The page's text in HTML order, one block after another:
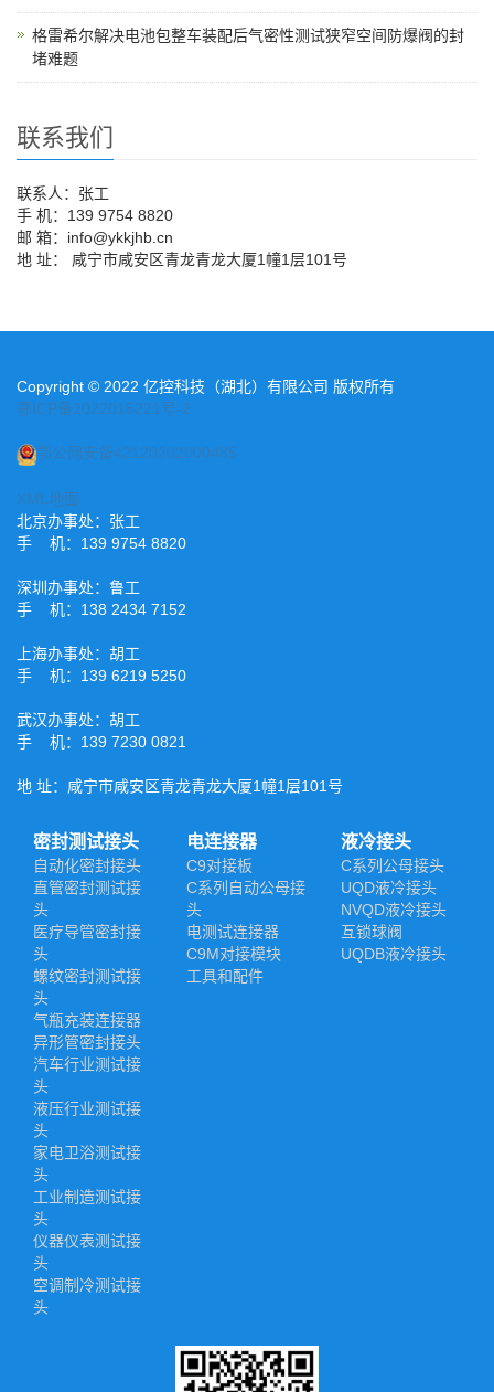
格雷希尔解决电池包整车装配后气密性测试狭窄空间防爆阀的封
堵难题
联系我们
联系人：张工
手 机：139 9754 8820
邮 箱：info@ykkjhb.cn
地 址： 咸宁市咸安区青龙青龙大厦1幢1层101号
Copyright © 2022 亿控科技（湖北）有限公司 版权所有
鄂ICP备2022015221号-2
鄂公网安备42120202000485
XML地图
北京办事处：张工
手 机：139 9754 8820
深圳办事处：鲁工
手 机：138 2434 7152
上海办事处：胡工
手 机：139 6219 5250
武汉办事处：胡工
手 机：139 7230 0821
地 址：咸宁市咸安区青龙青龙大厦1幢1层101号
密封测试接头
自动化密封接头
直管密封测试接
头
医疗导管密封接
头
螺纹密封测试接
头
气瓶充装连接器
异形管密封接头
汽车行业测试接
头
液压行业测试接
头
家电卫浴测试接
头
工业制造测试接
头
仪器仪表测试接
头
空调制冷测试接
头
电连接器
C9对接板
C系列自动公母接
头
电测试连接器
C9M对接模块
工具和配件
液冷接头
C系列公母接头
UQD液冷接头
NVQD液冷接头
互锁球阀
UQDB液冷接头